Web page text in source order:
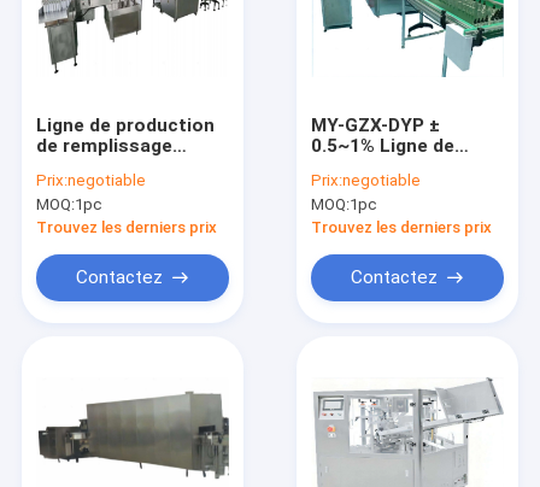
Ligne de production
de remplissage
QWJ Pour la machine
de remplissage de
gaz 20-30
1%
Prix:negotiable
MOQ:1pc
Trouvez les derniers prix
Contactez
MY-GZX-DYP ±
0.5~1% Ligne de
bouchage de flacons
compte-gouttes
servo de bonne
de production
Prix:negotiable
MOQ:1pc
Trouvez les derniers prix
Contactez